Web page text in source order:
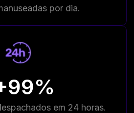
por dia.
em 24 horas.